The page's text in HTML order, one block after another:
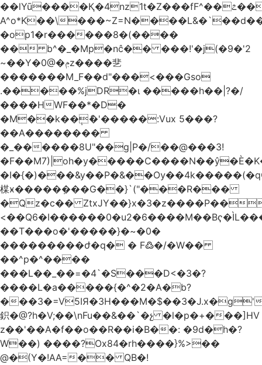
A^o*K��\
�op1�r������8�(����
�� b^�_�Mp�nĉ�� ���!'�j(�9�'2
~��Y�0@�ݦz����㐟
�������M_F��d"���<���Gso
.�����%jDR�ɩ �����h��|?�/
����HWF��*�D�
�M��k��݄ެ�'�����:Vux 5���?
��A��������
�_������8U"��g|P�/��@���3!
楳ӿ�����ܼ���G��}`("���R���
�Qz�c�� ZtxJY��}x�3�z����P��
��T���o�'�����}�~�0�
���������ժ�q� � F߷�/�W��
��^p�^����
���L��_��=�4`�S���D<�3�?
����L�a�����{�^�2�A�b?
�
鉙�@?h�V;��\nFu��&��`�չ �l�p�+���]HV
z��'��A�f��o��R��i�B��: �9d�h�?
W��) ����?Ox84�rh����}%>��
@�(Y�!AA=�� QB�!